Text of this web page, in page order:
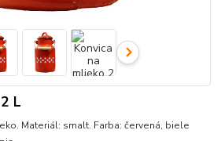
L
Materiál: smalt. Farba: červená, biele